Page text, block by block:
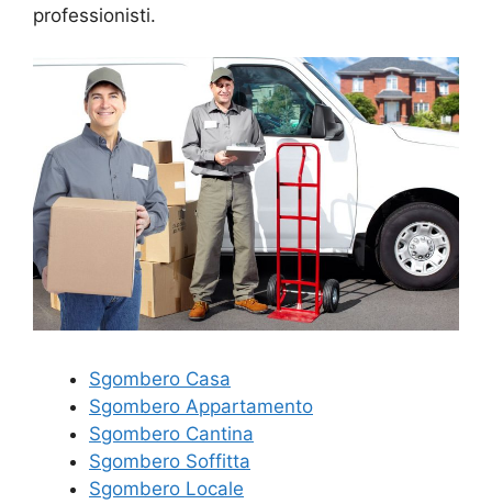
professionisti.
Sgombero Casa
Sgombero Appartamento
Sgombero Cantina
Sgombero Soffitta
Sgombero Locale